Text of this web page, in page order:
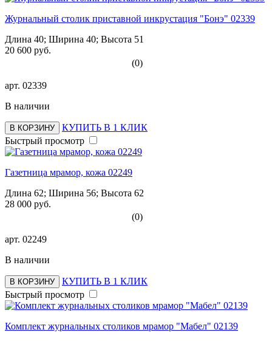
Журнальный столик приставной инкрустация "Бонэ" 02339
Длина 40; Ширина 40; Высота 51
20 600 руб.
(0)
арт. 02339
В наличии
В КОРЗИНУ
КУПИТЬ В 1 КЛИК
Быстрый просмотр
Газетница мрамор, кожа 02249
Длина 62; Ширина 56; Высота 62
28 000 руб.
(0)
арт. 02249
В наличии
В КОРЗИНУ
КУПИТЬ В 1 КЛИК
Быстрый просмотр
Комплект журнальных столиков мрамор "Мабел" 02139